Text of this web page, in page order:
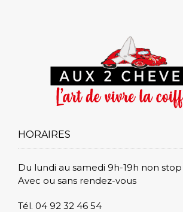
HORAIRES
Du lundi au samedi 9h-19h non stop
Avec ou sans rendez-vous
Tél. 04 92 32 46 54